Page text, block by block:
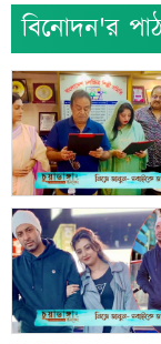
বিনোদন'র